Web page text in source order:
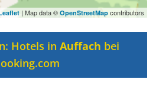
| Map data © OpenStreetMap contributors
Hotels in Auffach bei